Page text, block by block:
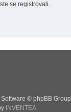
se registrovali.
© phpBB Group
INVENTEA